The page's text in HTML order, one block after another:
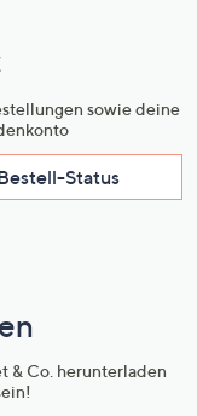
sowie deine
Status
& Co. herunterladen